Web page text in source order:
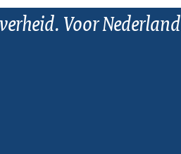
Voor Nederland